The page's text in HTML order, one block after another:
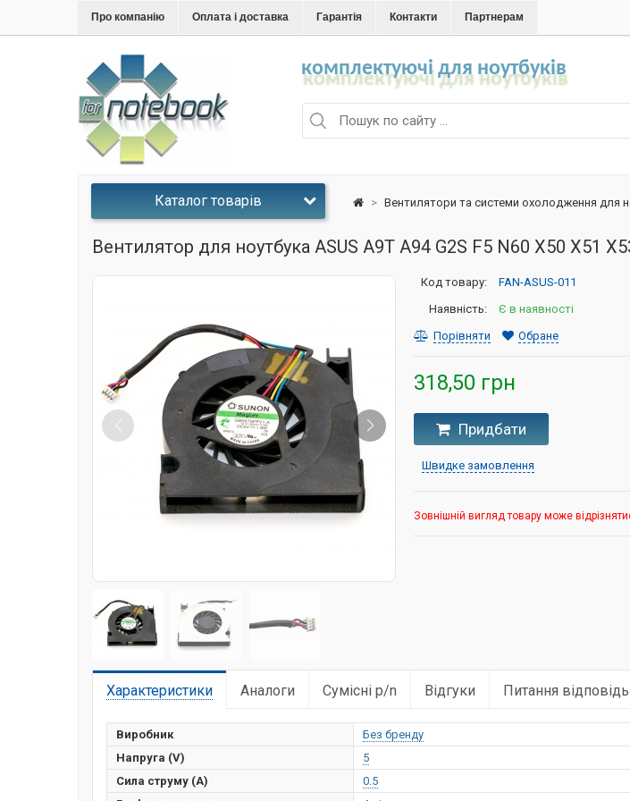
Про компанію Оплата і доставка Гарантія Контакти Партнерам
Каталог товарів
комплектуючі для ноутбуків
> Вентилятори та системи охолодження для
Вентилятор для ноутбука ASUS A9T A94 G2S F5 N60 X50 X51
Код товару:
FAN-ASUS-011
Наявність:
Є в наявності
Порівняти
Обране
318,50 грн
Придбати
Швидке замовлення
Зовнішній вигляд товару може
Характеристики Аналоги Сумісні p/n Відгуки Питання відповідь
Виробник
Без бренду
Напруга (V)
5
Сила струму (А)
0.5